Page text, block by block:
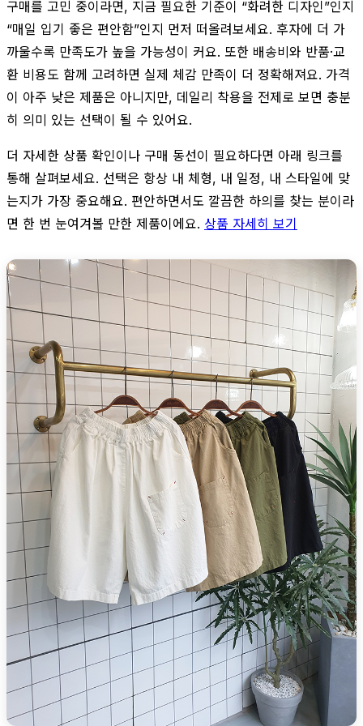
구매를 고민 중이라면, 지금 필요한 기준이 “화려한 디자인”인지
“매일 입기 좋은 편안함”인지 먼저 떠올려보세요. 후자에 더 가
까울수록 만족도가 높을 가능성이 커요. 또한 배송비와 반품·교
환 비용도 함께 고려하면 실제 체감 만족이 더 정확해져요. 가격
이 아주 낮은 제품은 아니지만, 데일리 착용을 전제로 보면 충분
히 의미 있는 선택이 될 수 있어요.
더 자세한 상품 확인이나 구매 동선이 필요하다면 아래 링크를
통해 살펴보세요. 선택은 항상 내 체형, 내 일정, 내 스타일에 맞
는지가 가장 중요해요. 편안하면서도 깔끔한 하의를 찾는 분이라
면 한 번 눈여겨볼 만한 제품이에요. 상품 자세히 보기